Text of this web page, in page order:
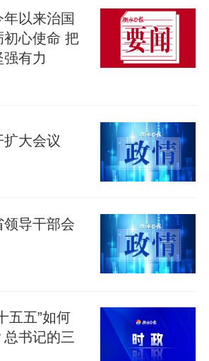
过去一年总书记考察的足
体会。
入辽宁本钢板材冷轧总厂第
向，不断提高产品科技含
我们坚持走自主发展实业的
力量发展工业、制造业，
”；
到山西阳泉阀门股份有限公
产品生产和销售情况，指
以来治国
初心使命 把
有力
大会议
导干部会
五五”如何
书记的三